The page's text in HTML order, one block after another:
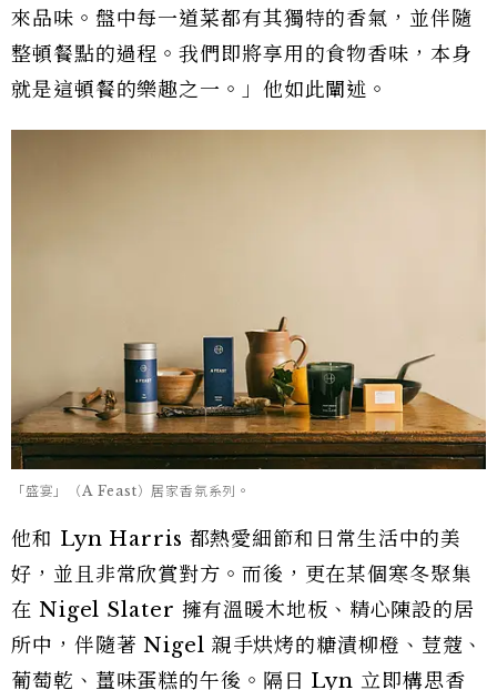
來品味。盤中每一道菜都有其獨特的香氣，並伴隨
整頓餐點的過程。我們即將享用的食物香味，本身
就是這頓餐的樂趣之一。」他如此闡述。
「盛宴」（A Feast）居家香氛系列。
他和 Lyn Harris 都熱愛細節和日常生活中的美
好，並且非常欣賞對方。而後，更在某個寒冬聚集
在 Nigel Slater 擁有溫暖木地板、精心陳設的居
所中，伴隨著 Nigel 親手烘烤的糖漬柳橙、荳蔻、
葡萄乾、薑味蛋糕的午後。隔日 Lyn 立即構思香